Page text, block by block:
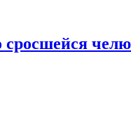
сросшейся